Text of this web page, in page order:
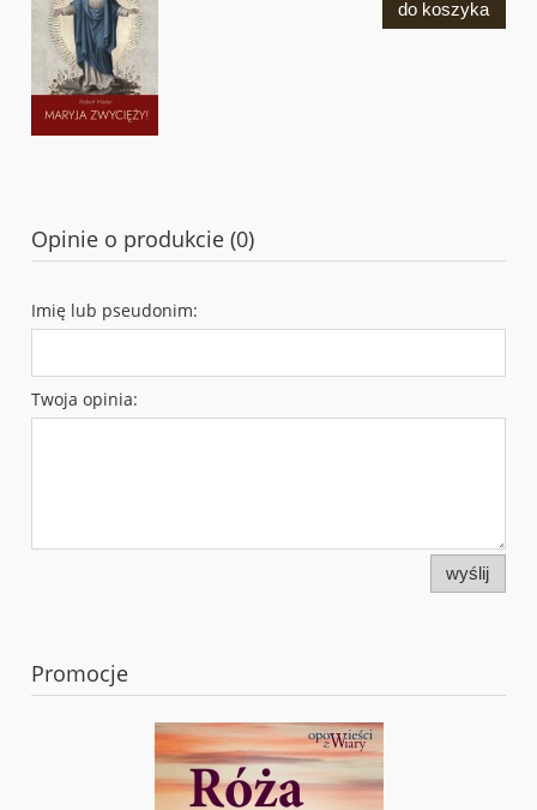
do koszyka
Opinie o produkcie (0)
Imię lub pseudonim:
Twoja opinia:
wyślij
Promocje